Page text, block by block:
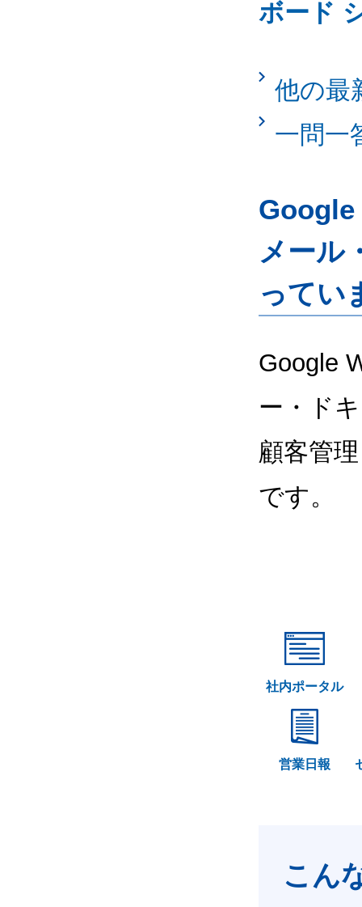
ボード
他の最
一問一
Google
メール
ってい
Google
ー・ド
顧客管
です。
社内ポータル
営業日報
こん